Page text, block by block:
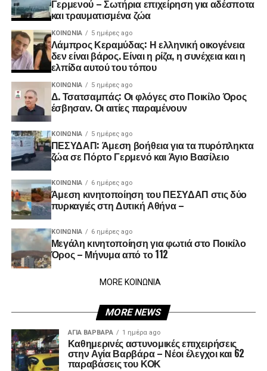
Γερμενού – Σωτήρια επιχείρηση για αδέσποτα
και τραυματισμένα ζώα
ΚΟΙΝΩΝΊΑ 5 ημέρες ago
Λάμπρος Κεραμύδας: Η ελληνική οικογένεια
δεν είναι βάρος. Είναι η ρίζα, η συνέχεια και η
ελπίδα αυτού του τόπου
ΚΟΙΝΩΝΊΑ 5 ημέρες ago
Δ. Τσατσαμπάς: Οι φλόγες στο Ποικίλο Όρος
έσβησαν. Οι αιτίες παραμένουν
ΚΟΙΝΩΝΊΑ 5 ημέρες ago
ΠΕΣΥΔΑΠ: Άμεση βοήθεια για τα πυρόπληκτα
ζώα σε Πόρτο Γερμενό και Άγιο Βασίλειο
ΚΟΙΝΩΝΊΑ 6 ημέρες ago
Άμεση κινητοποίηση του ΠΕΣΥΔΑΠ στις δύο
πυρκαγιές στη Δυτική Αθήνα –
ΚΟΙΝΩΝΊΑ 6 ημέρες ago
Μεγάλη κινητοποίηση για φωτιά στο Ποικίλο
Όρος – Μήνυμα από το 112
MORE ΚΟΙΝΩΝΙΑ
MORE NEWS
ΑΓΙΑ ΒΑΡΒΑΡΑ 1 ημέρα ago
Καθημερινές αστυνομικές επιχειρήσεις
στην Αγία Βαρβάρα – Νέοι έλεγχοι και 62
παραβάσεις του ΚΟΚ